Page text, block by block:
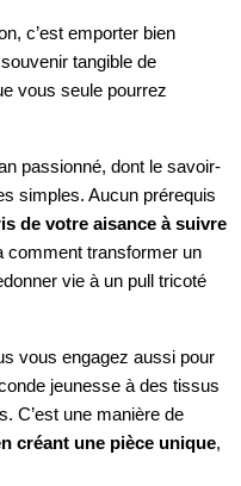
c’est emporter bien
tangible de
vous seule pourrez
passionné, dont le savoir-
simples. Aucun prérequis
de votre aisance à suivre
comment transformer un
vie à un pull tricoté
vous engagez aussi pour
jeunesse à des tissus
C’est une manière de
créant une pièce unique,